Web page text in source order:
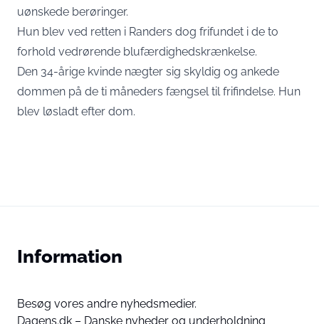
uønskede berøringer.
Hun blev ved retten i Randers dog frifundet i de to
forhold vedrørende blufærdighedskrænkelse.
Den 34-årige kvinde nægter sig skyldig og ankede
dommen på de ti måneders fængsel til frifindelse. Hun
blev løsladt efter dom.
Information
Besøg vores andre nyhedsmedier.
Dagens.dk – Danske nyheder og underholdning